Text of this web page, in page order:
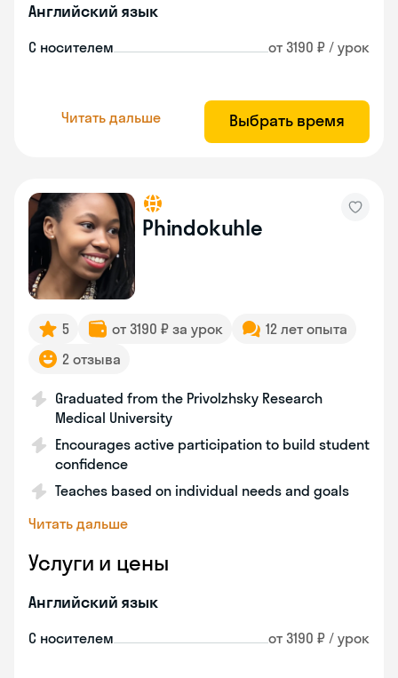
Английский язык
С носителем от 3190 ₽ / урок
Читать дальше Выбрать время
Phindokuhle
5 от 3190 ₽ за урок
12 лет опыта
2 отзыва
Graduated from the Privolzhsky Research
Medical University
Encourages active participation to build student
confidence
Teaches based on individual needs and goals
Читать дальше
Услуги и цены
Английский язык
С носителем от 3190 ₽ / урок